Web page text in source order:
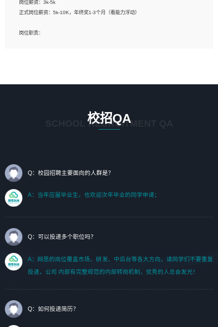
标志及吉祥物设计，效果图后期处理等。
1、艺术设计类相关专业；（其中需求分析顾问不限专业）
岗位薪资：3k-5k
正式岗位薪资：5k-10K，年终奖1-3个月（看能力浮动）
岗位职责：
2. 熟悉 前端常用框架, 能独立完成设计给予的 UI 效果;
3. 有良好的代码习惯, 低级错误出现频率低;
7. 了解或熟悉 WebGL 及相关框架优先。
（岗位人员专职于行业应用解决方案、项目申报方案、投标方案的策划编写）
校招QA
SCHOOL RECRUITMENT QA
Q：校园招聘主要面向的人群是？
A：当年应届毕业生，也欢迎次年毕业的同学申请；
Q：可以投递多个职位吗？
A：网思的岗位覆盖市场、研发、中后台等各大方向，请同学们不要重复
投递，公司 内部有完整规范的内部转岗机制，优秀的人总会发光！
Q：如何投递简历？